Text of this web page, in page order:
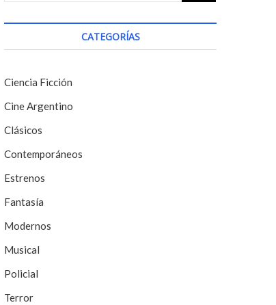
CATEGORÍAS
Ciencia Ficción
Cine Argentino
Clásicos
Contemporáneos
Estrenos
Fantasía
Modernos
Musical
Policial
Terror